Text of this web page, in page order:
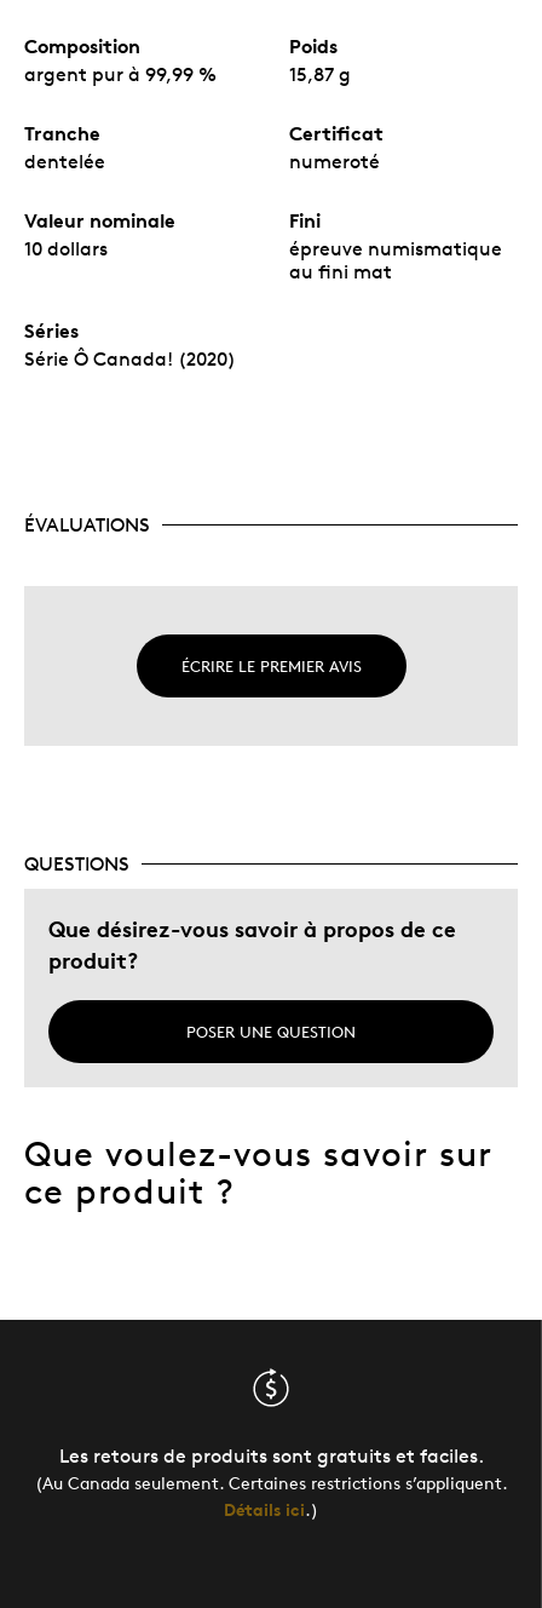
Composition
argent pur à 99,99 %
Poids
15,87 g
Tranche
dentelée
Certificat
numeroté
Valeur nominale
10 dollars
Fini
épreuve numismatique
au fini mat
Séries
Série Ô Canada! (2020)
ÉVALUATIONS
ÉCRIRE LE PREMIER AVIS
QUESTIONS
Que désirez-vous savoir à propos de ce
produit?
POSER UNE QUESTION
Que voulez-vous savoir sur
ce produit ?
Les retours de produits sont gratuits et faciles.
(Au Canada seulement. Certaines restrictions s’appliquent.
Détails ici.)